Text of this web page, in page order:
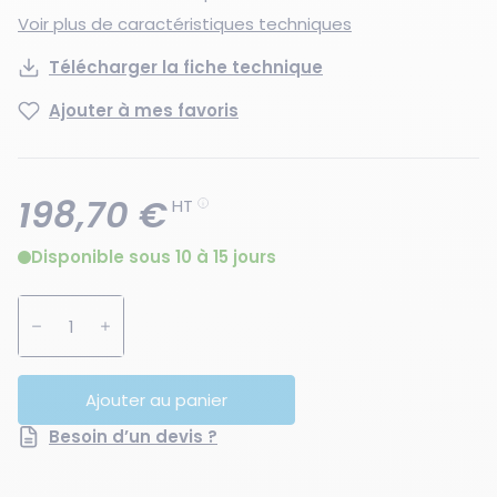
Voir plus de caractéristiques techniques
Télécharger la fiche technique
Ajouter à mes favoris
198,70 €HT
Disponible sous 10 à 15 jours
Augmenter la quantité
Ajouter au panier
Besoin d’un devis ?